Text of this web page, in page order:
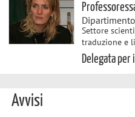
Settore
traduzione e
Delegata
Avvisi